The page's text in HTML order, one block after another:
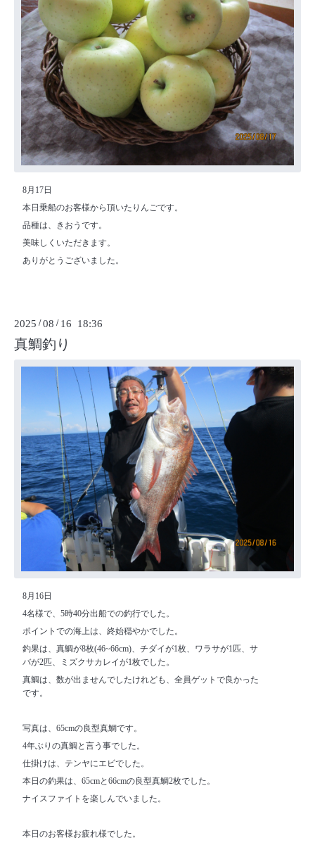
8月17日
本日乗船のお客様から頂いたりんごです。
品種は、きおうです。
美味しくいただきます。
ありがとうございました。
2025 /08 / 16 18:36
真鯛釣り
8月16日
4名様で、5時40分出船での釣行でした。
ポイントでの海上は、終始穏やかでした。
釣果は、真鯛が8枚(46~66cm)、チダイが1枚、ワラサが1匹、サ
バが2匹、ミズクサカレイが1枚でした。
真鯛は、数が出ませんでしたけれども、全員ゲットで良かった
です。
写真は、65cmの良型真鯛です。
4年ぶりの真鯛と言う事でした。
仕掛けは、テンヤにエビでした。
本日の釣果は、65cmと66cmの良型真鯛2枚でした。
ナイスファイトを楽しんでいました。
本日のお客様お疲れ様でした。